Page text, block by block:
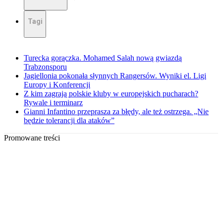
Tagi
Turecka gorączka. Mohamed Salah nową gwiazdą
Trabzonsporu
Jagiellonia pokonała słynnych Rangersów. Wyniki el. Ligi
Europy i Konferencji
Z kim zagrają polskie kluby w europejskich pucharach?
Rywale i terminarz
Gianni Infantino przeprasza za błędy, ale też ostrzega. „Nie
będzie tolerancji dla ataków”
Promowane treści